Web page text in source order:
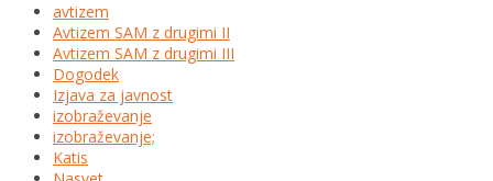
avtizem
Avtizem SAM z drugimi II
Avtizem SAM z drugimi III
Dogodek
Izjava za javnost
izobraževanje
izobraževanje;
Katis